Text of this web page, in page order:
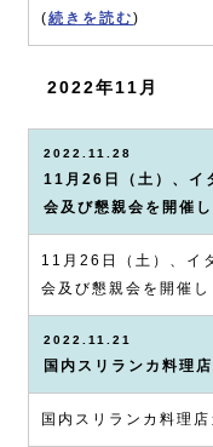
( 続きを読む )
2022年11月
2022.11.28
11月26日（土）、イ
会及び懇親会を開催し
11月26日（土）、イ
会及び懇親会を開催
2022.11.21
国内スリランカ料理
国内スリランカ料理